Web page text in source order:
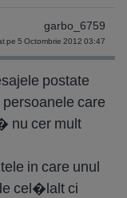
garbo_6759
pe 5 Octombrie 2012 03:47
postate
care
nu cer mult
in care unul
cel�lalt ci